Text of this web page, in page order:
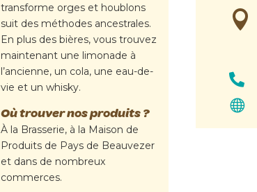
transforme orges et houblons
suit des méthodes ancestrales.
En plus des bières, vous trouvez
maintenant une limonade à
l’ancienne, un cola, une eau-de-
vie et un whisky.
Où trouver nos produits ?
À la Brasserie, à la Maison de
Produits de Pays de Beauvezer
et dans de nombreux
commerces.


